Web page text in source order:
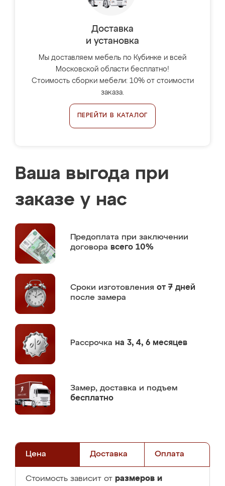
Доставка
и установка
Мы доставляем мебель по Кубинке и всей
Московской области бесплатно!
Стоимость сборки мебели: 10% от стоимости
заказа.
ПЕРЕЙТИ В КАТАЛОГ
Ваша выгода при
заказе у нас
Предоплата при заключении
договора всего 10%
Сроки изготовления от 7 дней
после замера
Рассрочка на 3, 4, 6 месяцев
Замер, доставка и подъем
бесплатно
Цена Доставка Оплата
Стоимость зависит от размеров и